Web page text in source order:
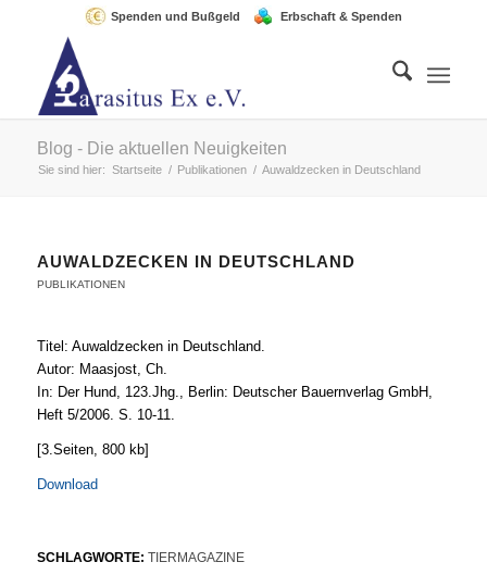
Spenden und Bußgeld Erbschaft & Spenden
Blog - Die aktuellen Neuigkeiten
Sie sind hier: Startseite / Publikationen / Auwaldzecken in Deutschland
AUWALDZECKEN IN DEUTSCHLAND
PUBLIKATIONEN
Titel: Auwaldzecken in Deutschland.
Autor: Maasjost, Ch.
In: Der Hund, 123.Jhg., Berlin: Deutscher Bauernverlag GmbH,
Heft 5/2006. S. 10-11.
[3.Seiten, 800 kb]
Download
SCHLAGWORTE: TIERMAGAZINE